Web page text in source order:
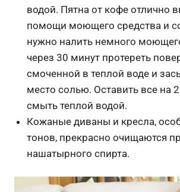
водой. Пятна от кофе отлично
помощи моющего средства и
нужно налить немного
через 30 минут протереть
смоченной в теплой воде и
место солью. Оставить все на
смыть теплой водой.
Кожаные диваны и кресла,
тонов, прекрасно очищаются
нашатырного спирта.